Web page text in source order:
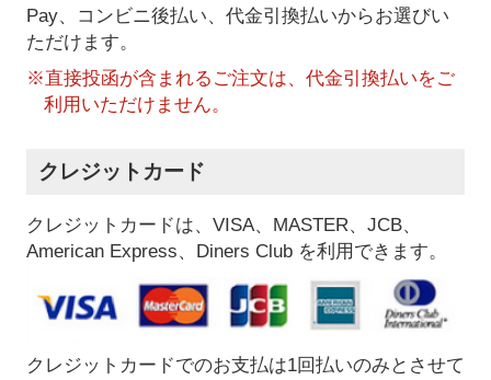
Pay、コンビニ後払い、代金引換払いからお選びい
ただけます。
※直接投函が含まれるご注文は、代金引換払いをご
利用いただけません。
クレジットカード
クレジットカードは、VISA、MASTER、JCB、
American Express、Diners Club を利用できます。
クレジットカードでのお支払は1回払いのみとさせて